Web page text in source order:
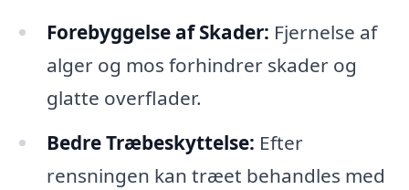
Forebyggelse af Skader: Fjernelse af
alger og mos forhindrer skader og
glatte overflader.
Bedre Træbeskyttelse: Efter
rensningen kan træet behandles med